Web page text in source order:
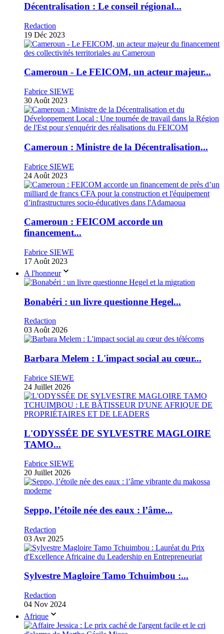
Décentralisation : Le conseil régional...
Redaction
19 Déc 2023
Cameroun - Le FEICOM, un acteur majeur...
Fabrice SIEWE
30 Août 2023
Cameroun : Ministre de la Décentralisation...
Fabrice SIEWE
24 Août 2023
Cameroun : FEICOM accorde un
financement...
Fabrice SIEWE
17 Août 2023
A l'honneur
Bonabéri : un livre questionne Hegel...
Redaction
03 Août 2026
Barbara Melem : L'impact social au cœur...
Fabrice SIEWE
24 Juillet 2026
L'ODYSSÉE DE SYLVESTRE MAGLOIRE
TAMO...
Fabrice SIEWE
20 Juillet 2026
Seppo, l’étoile née des eaux : l’âme...
Redaction
03 Avr 2025
Sylvestre Magloire Tamo Tchuimbou :...
Redaction
04 Nov 2024
Afrique